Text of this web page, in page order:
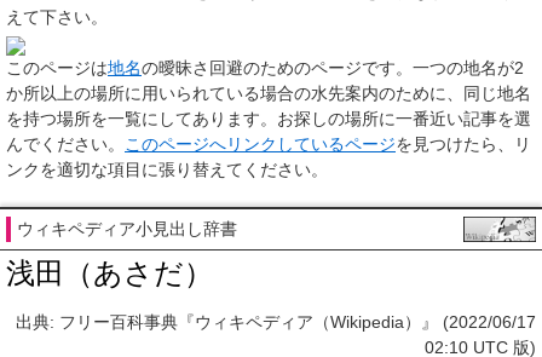
えて下さい。
このページは地名の曖昧さ回避のためのページです。一つの地名が2
か所以上の場所に用いられている場合の水先案内のために、同じ地名
を持つ場所を一覧にしてあります。お探しの場所に一番近い記事を選
んでください。 このページへリンクしているページを見つけたら、リ
ンクを適切な項目に張り替えてください。
ウィキペディア小見出し辞書
浅田（あさだ）
出典: フリー百科事典『ウィキペディア（Wikipedia）』 (2022/06/17
02:10 UTC 版)